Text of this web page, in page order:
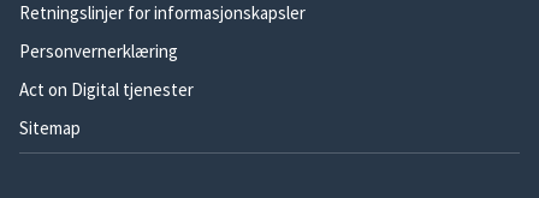
Retningslinjer for informasjonskapsler
Personvernerklæring
Act on Digital tjenester
Sitemap